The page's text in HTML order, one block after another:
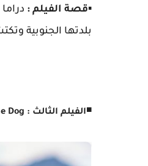
▪️قصة الفيلم :
بلدتها الجنوبية
◾الفيلم الثالث : The Power of the Dog